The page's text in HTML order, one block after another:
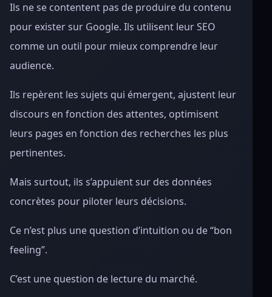
Ils ne se contentent pas de produire du contenu
pour exister sur Google. Ils utilisent leur SEO
comme un outil pour mieux comprendre leur
audience.
Ils repèrent les sujets qui émergent, ajustent leur
discours en fonction des attentes, optimisent
leurs pages en fonction des recherches les plus
pertinentes.
Mais surtout, ils s’appuient sur des données
concrètes pour piloter leurs décisions.
Ce n’est plus une question d’intuition ou de “bon
feeling”.
C’est une question de lecture du marché.